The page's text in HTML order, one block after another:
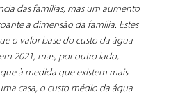
das famílias, mas um aumento
a dimensão da família. Estes
o valor base do custo da água
2021, mas, por outro lado,
à medida que existem mais
casa, o custo médio da água